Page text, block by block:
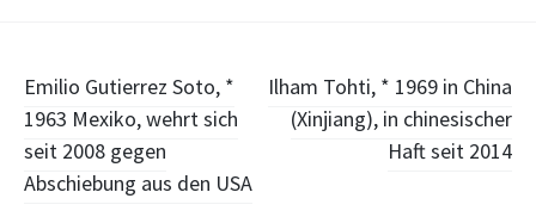
Post
navigation
Emilio Gutierrez Soto, *
1963 Mexiko, wehrt sich
seit 2008 gegen
Abschiebung aus den USA
Ilham Tohti, * 1969 in China
(Xinjiang), in chinesischer
Haft seit 2014